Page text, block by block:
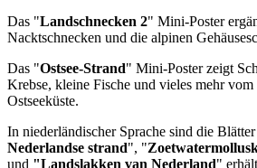
Das "Landschnecken 2" Mini-Poster
Nacktschnecken und die alpinen
Das "Ostsee-Strand" Mini-Poster zeigt
Krebse, kleine Fische und vieles mehr vom
Ostseeküste.
In niederländischer Sprache sind die
Nederlandse strand", "
und "Landslakken van Nederland"